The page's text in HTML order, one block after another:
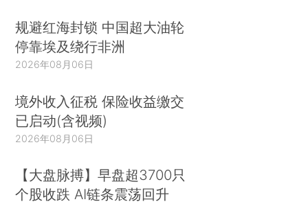
规避红海封锁 中国超大油轮
停靠埃及绕行非洲
2026年08月06日
境外收入征税 保险收益缴交
已启动(含视频)
2026年08月06日
【大盘脉搏】早盘超3700只
个股收跌 AI链条震荡回升